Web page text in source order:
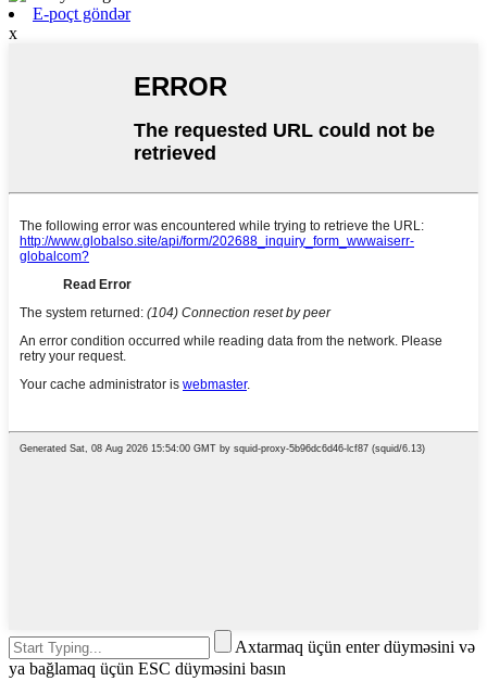
E-poçt göndər
x
Axtarmaq üçün enter düyməsini və
ya bağlamaq üçün ESC düyməsini basın